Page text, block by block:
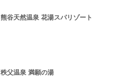
熊谷天然温泉 花湯スパリゾート
秩父温泉 満願の湯